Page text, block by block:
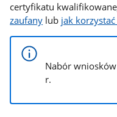
certyfikatu
zaufany lub jak
Nabór
r.